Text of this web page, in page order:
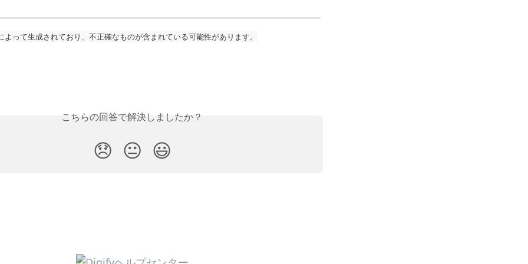
よって生成されており、不正確なものが含まれている可能性があります。
こちらの回答で解決しましたか？
😞 😐 😃